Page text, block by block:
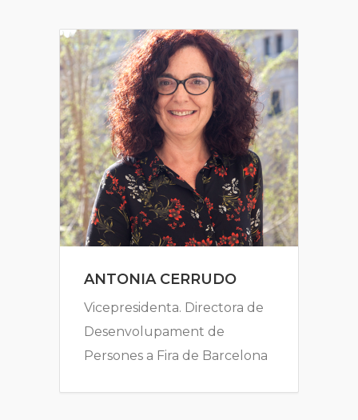
ANTONIA CERRUDO
Vicepresidenta. Directora de
Desenvolupament de
Persones a Fira de Barcelona